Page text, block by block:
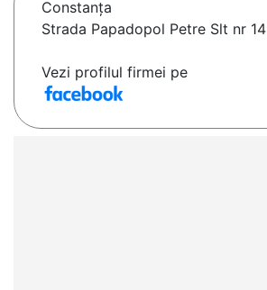
Constanţa
Strada Papadopol Petre Slt nr 14
Vezi profilul firmei pe